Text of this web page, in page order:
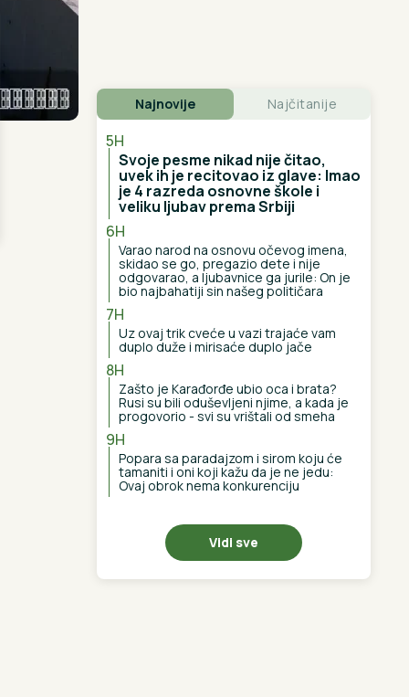
Najnovije Najčitanije
5H
Svoje pesme nikad nije čitao,
uvek ih je recitovao iz glave: Imao
je 4 razreda osnovne škole i
veliku ljubav prema Srbiji
6H
Varao narod na osnovu očevog imena,
skidao se go, pregazio dete i nije
odgovarao, a ljubavnice ga jurile: On je
bio najbahatiji sin našeg političara
7H
Uz ovaj trik cveće u vazi trajaće vam
duplo duže i mirisaće duplo jače
8H
Zašto je Karađorđe ubio oca i brata?
Rusi su bili oduševljeni njime, a kada je
progovorio - svi su vrištali od smeha
9H
Popara sa paradajzom i sirom koju će
tamaniti i oni koji kažu da je ne jedu:
Ovaj obrok nema konkurenciju
Vidi sve